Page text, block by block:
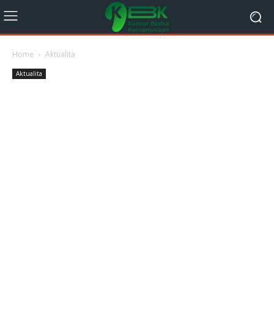
Home Aktualita
Aktualita